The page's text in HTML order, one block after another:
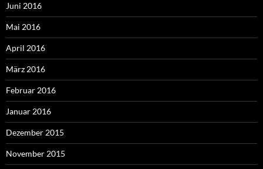
Juni 2016
Mai 2016
April 2016
März 2016
Februar 2016
Januar 2016
Dezember 2015
November 2015